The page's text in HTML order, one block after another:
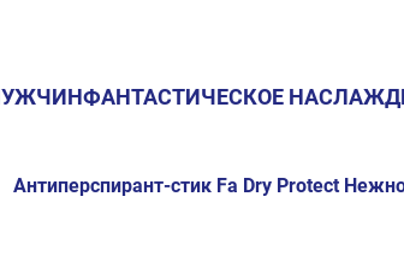
ФАНТАСТИЧЕСКОЕ
Антиперспирант-стик Fa Dry Protect